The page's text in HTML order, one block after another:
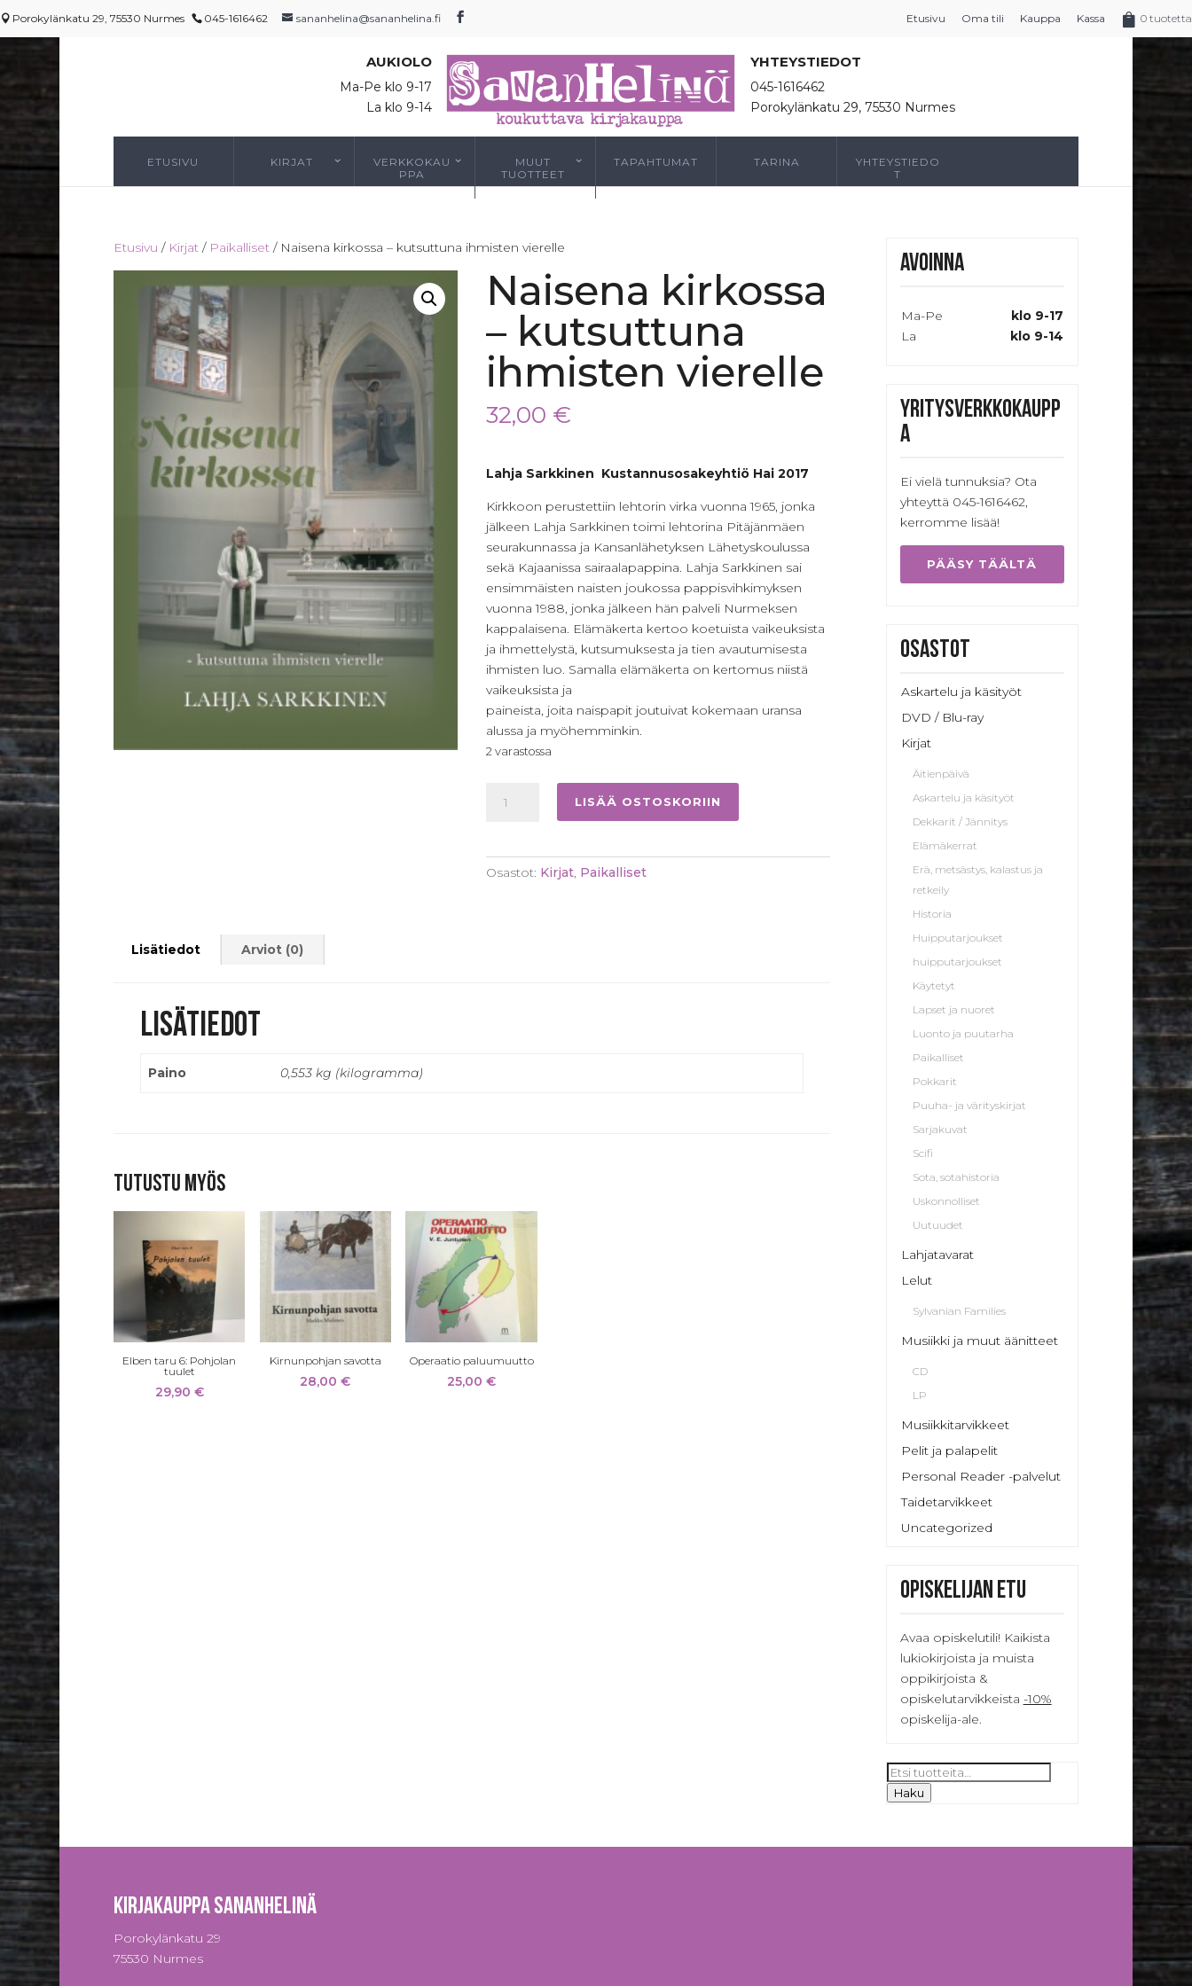
Porokylänkatu 29, 75530 Nurmes 045-1616462 sananhelina@sananhelina.fi Etusivu Oma tili Kauppa Kassa 0 tuotetta
AUKIOLO
Ma-Pe klo 9-17
La klo 9-14
YHTEYSTIEDOT
045-1616462
Porokylänkatu 29, 75530 Nurmes
ETUSIVU KIRJAT
VERKKOKAU
PPA
MUUT
TUOTTEET
TAPAHTUMAT TARINA
YHTEYSTIEDO
T
Etusivu / Kirjat / Paikalliset / Naisena kirkossa – kutsuttuna ihmisten vierelle
Naisena kirkossa
– kutsuttuna
ihmisten vierelle
32,00 €
Lahja Sarkkinen Kustannusosakeyhtiö Hai 2017
Kirkkoon perustettiin lehtorin virka vuonna 1965, jonka
jälkeen Lahja Sarkkinen toimi lehtorina Pitäjänmäen
seurakunnassa ja Kansanlähetyksen Lähetyskoulussa
sekä Kajaanissa sairaalapappina. Lahja Sarkkinen sai
ensimmäisten naisten joukossa pappisvihkimyksen
vuonna 1988, jonka jälkeen hän palveli Nurmeksen
kappalaisena. Elämäkerta kertoo koetuista vaikeuksista
ja ihmettelystä, kutsumuksesta ja tien avautumisesta
ihmisten luo. Samalla elämäkerta on kertomus niistä
vaikeuksista ja
paineista, joita naispapit joutuivat kokemaan uransa
alussa ja myöhemminkin.
2 varastossa
kirkossa
ihmisten
LISÄÄ OSTOSKORIIN
Osastot: Kirjat Paikalliset
Lisätiedot Arviot (0)
Lisätiedot
Paino 0,553 kg (kilogramma)
Tutustu myös
Elben taru 6: Pohjolan
tuulet
29,90 €
Kirnunpohjan savotta
28,00€
Operaatio paluumuutto
25,00€
Avoinna
Ma-Pe
klo 9-17
La
klo 9-14
Yritysverkkokaupp
a
Ei vielä tunnuksia? Ota
yhteyttä 045-1616462,
kerromme lisää!
PÄÄSY TÄÄLTÄ
Osastot
Askartelu ja käsityöt
DVD / Blu-ray
Kirjat
Äitienpäivä
Askartelu ja käsityöt
Dekkarit / Jännitys
Elämäkerrat
Erä, metsästys, kalastus ja
retkeily
Historia
Huipputarjoukset
huipputarjoukset
Käytetyt
Lapset ja nuoret
Luonto ja puutarha
Paikalliset
Pokkarit
Puuha- ja värityskirjat
Sarjakuvat
Scifi
Sota, sotahistoria
Uskonnolliset
Uutuudet
Lahjatavarat
Lelut
Sylvanian Families
Musiikki ja muut äänitteet
CD
LP
Musiikkitarvikkeet
Pelit ja palapelit
Personal Reader -palvelut
Taidetarvikkeet
Uncategorized
Opiskelijan etu
Avaa opiskelutili! Kaikista
lukiokirjoista ja muista
oppikirjoista &
opiskelutarvikkeista -10%
opiskelija-ale.
Etsi:
Haku
Kirjakauppa Sananhelinä
Porokylänkatu 29
75530 Nurmes